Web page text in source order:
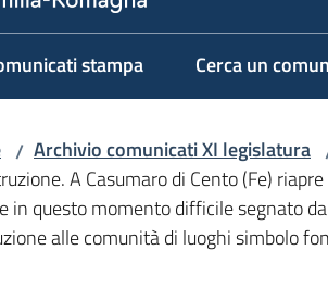
stampa Cerca un
/ Archivio comunicati XI legislatura
A Casumaro di Cento (Fe)
in questo momento difficile segnato
alle comunità di luoghi simbolo